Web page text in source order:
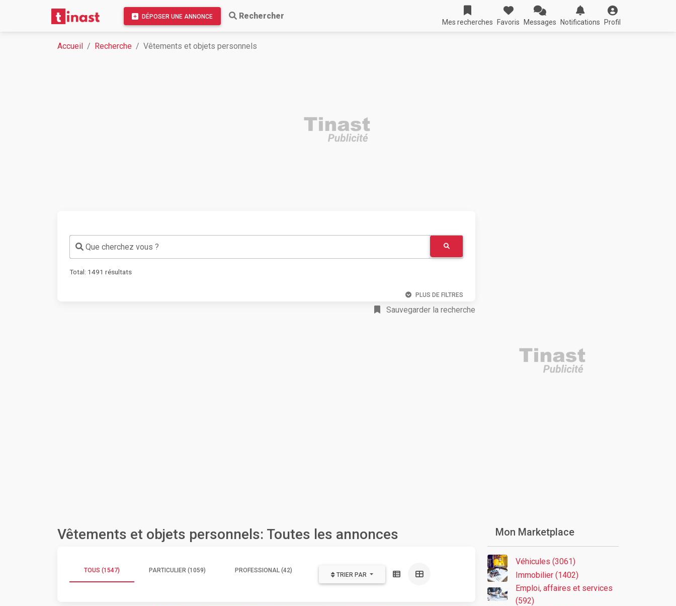
DÉPOSER UNE ANNONCE Rechercher
Mes recherches Favoris Messages Notifications Profil
Accueil Recherche Vêtements et objets personnels
Que cherchez vous ?
Total: 1491 résultats
PLUS DE FILTRES
Sauvegarder la recherche
Vêtements et objets personnels: Toutes les annonces
TOUS (1547) PARTICULIER (1059) PROFESSIONAL (42)
TRIER PAR
Mon Marketplace
Véhicules (3061)
Immobilier (1402)
Emploi, affaires et services
(592)